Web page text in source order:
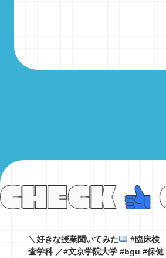
＼好きな授業聞いてみた
#臨床検
査学科 ／#文京学院大学 #bgu #保健